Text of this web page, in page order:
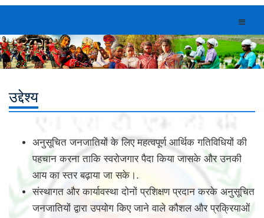
Toggle
उद्देश्य
अनुसूचित जनजातियों के लिए महत्वपूर्ण आर्थिक गतिविधियों की
पहचान करना ताकि स्वरोजगार पैदा किया जासके और उनकी
आय का स्तर बढ़ाया जा सके।.
संस्थागत और कार्यावस्‍था दोनों प्रशिक्षण प्रदान करके अनुसूचित
जनजातियों द्वारा उपयोग किए जाने वाले कौशल और प्रक्रियाओं